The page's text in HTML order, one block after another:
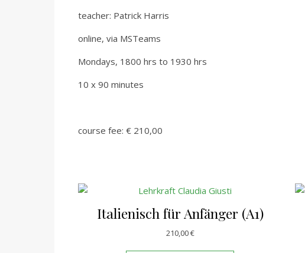
teacher: Patrick Harris
online, via MSTeams
Mondays, 1800 hrs to 1930 hrs
10 x 90 minutes
course fee: € 210,00
Italienisch für Anfänger (A1)
210,00€